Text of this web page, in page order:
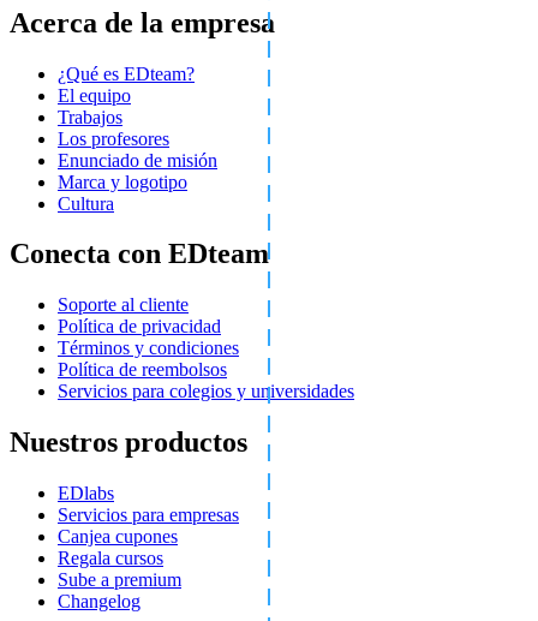
Acerca de la empresa
¿Qué es EDteam?
El equipo
Trabajos
Los profesores
Enunciado de misión
Marca y logotipo
Cultura
Conecta con EDteam
Soporte al cliente
Política de privacidad
Términos y condiciones
Política de reembolsos
Servicios para colegios y universidades
Nuestros productos
EDlabs
Servicios para empresas
Canjea cupones
Regala cursos
Sube a premium
Changelog